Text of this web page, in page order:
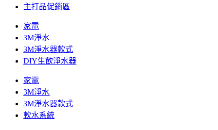
主打品促銷區
家電
3M淨水
3M淨水器款式
DIY生飲淨水器
家電
3M淨水
3M淨水器款式
軟水系統